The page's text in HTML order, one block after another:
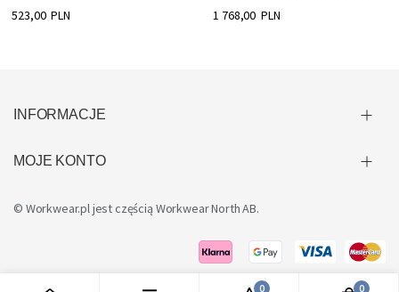
523,00 PLN
1 768,00 PLN
INFORMACJE
MOJE KONTO
© Workwear.pl jest częścią Workwear North AB.
0 0